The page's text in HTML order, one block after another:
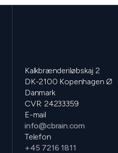
Kalkbrænderiløbskaj 2
DK-2100 Kopenhagen Ø
Danmark
CVR: 24233359
E-mail
info@cbrain.com
Telefon
+45 7216 1811